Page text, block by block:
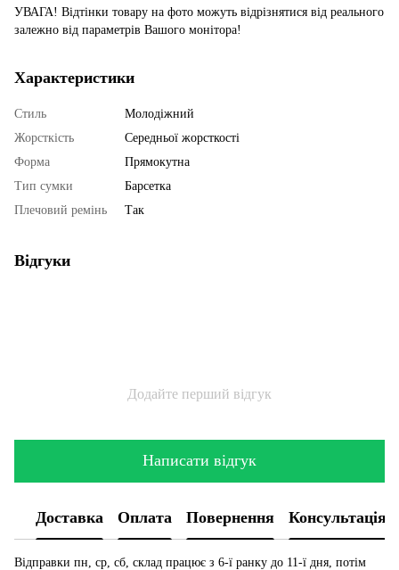
УВАГА! Відтінки товару на фото можуть відрізнятися від реального
залежно від параметрів Вашого монітора!
Характеристики
Стиль
Молодіжний
Жорсткість
Середньої жорсткості
Форма
Прямокутна
Тип сумки
Барсетка
Плечовий ремінь
Так
Відгуки
Додайте перший відгук
Написати відгук
Доставка Оплата Повернення Консультація
Відправки пн, ср, сб, склад працює з 6-ї ранку до 11-ї дня, потім